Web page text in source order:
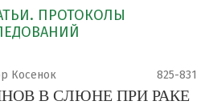
ПРОТОКОЛЫ
Косенок 825-831
В СЛЮНЕ ПРИ РАКЕ